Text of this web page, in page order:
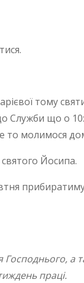
тому
Служби що о 10:
то молимося
Йосипа.
Господнього, а
праці.